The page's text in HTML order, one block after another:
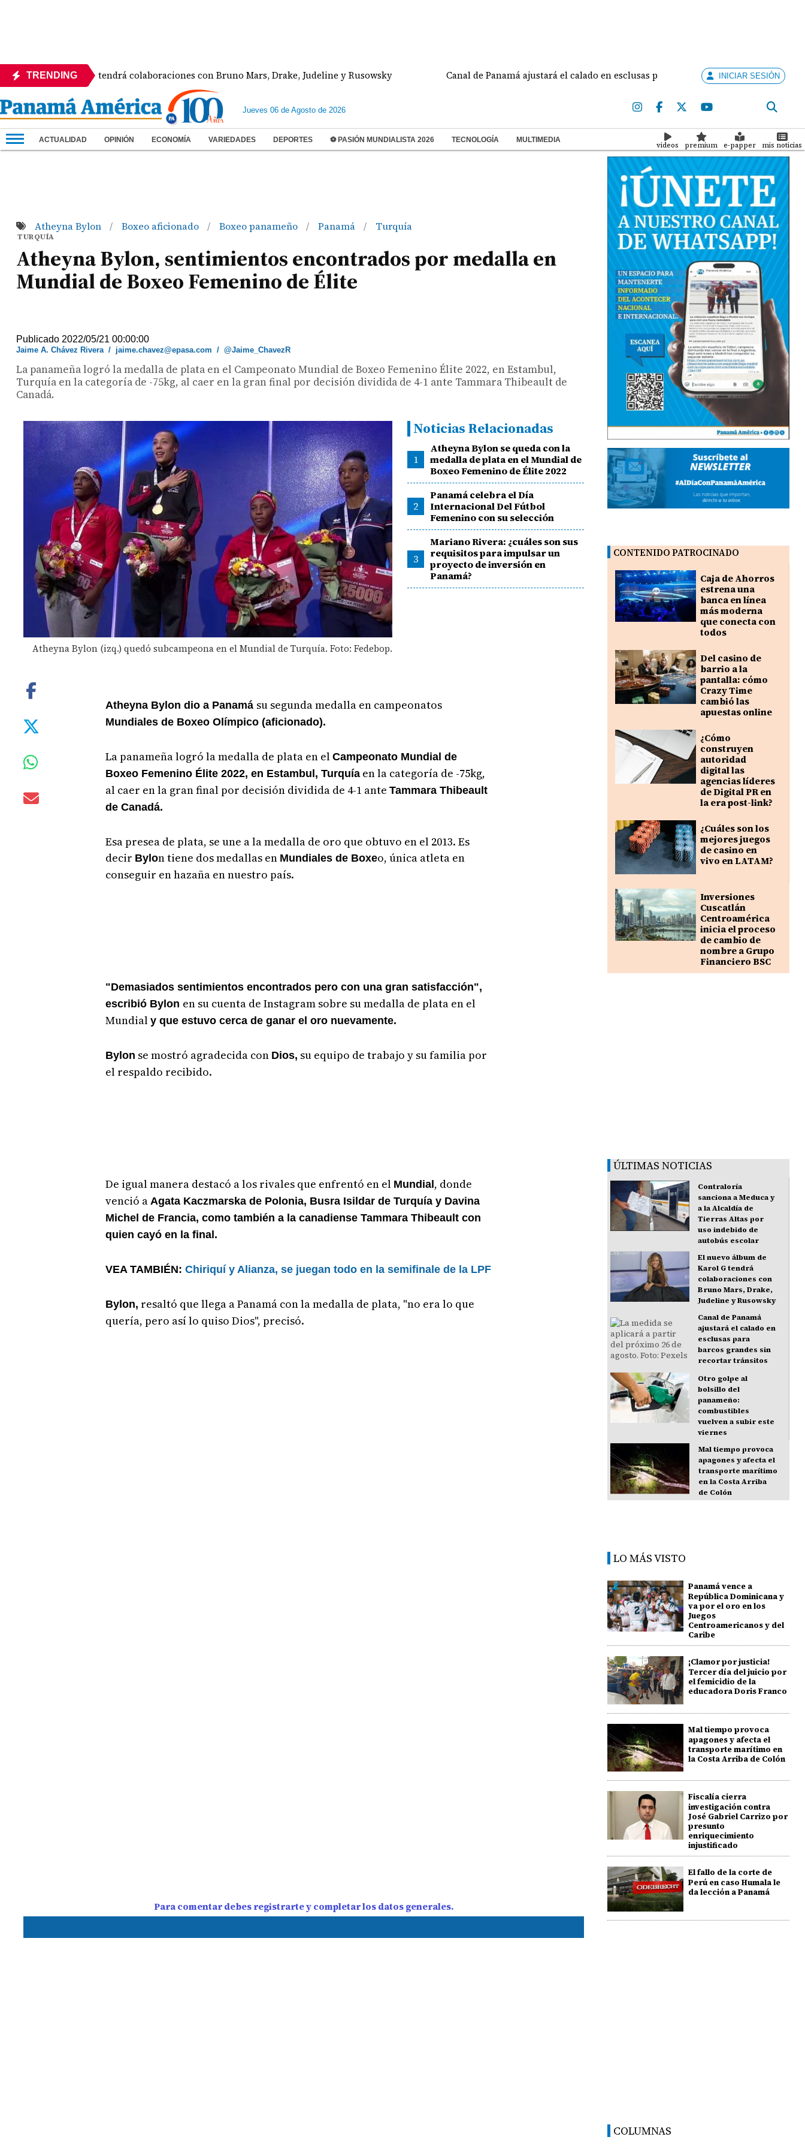
TRENDING
de Karol G tendrá colaboraciones con Bruno Mars, Drake, Judeline y Rusowsky Canal de Panamá ajustará el calado en esclusas para barcos grandes sin recortar tránsitos
INICIAR SESIÓN
Jueves 06 de Agosto de 2026
ACTUALIDAD OPINIÓN ECONOMÍA VARIEDADES DEPORTES ⚽ PASIÓN MUNDIALISTA 2026 TECNOLOGÍA MULTIMEDIA
videos premium e-papper mis noticias
Atheyna Bylon / Boxeo aficionado / Boxeo panameño / Panamá / Turquía
TURQUÍA
Atheyna Bylon, sentimientos encontrados por medalla en
Mundial de Boxeo Femenino de Élite
Publicado 2022/05/21 00:00:00
Jaime A. Chávez Rivera/ jaime.chavez@epasa.com /@Jaime_ChavezR
La panameña logró la medalla de plata en el Campeonato Mundial de Boxeo Femenino Élite 2022, en Estambul,
Turquía en la categoría de -75kg, al caer en la gran final por decisión dividida de 4-1 ante Tammara Thibeault de
Canadá.
Atheyna Bylon (izq.) quedó subcampeona en el Mundial de Turquía. Foto: Fedebop.
Noticias Relacionadas
1
Atheyna Bylon se queda con la
medalla de plata en el Mundial de
Boxeo Femenino de Élite 2022
2
Panamá celebra el Día
Internacional Del Fútbol
Femenino con su selección
3
Mariano Rivera: ¿cuáles son sus
requisitos para impulsar un
proyecto de inversión en
Panamá?
Atheyna Bylon dio a Panamá su segunda medalla en campeonatos
Mundiales de Boxeo Olímpico (aficionado).
La panameña logró la medalla de plata en el Campeonato Mundial de
Boxeo Femenino Élite 2022, en Estambul, Turquíaen la categoría de -75kg,
al caer en la gran final por decisión dividida de 4-1 ante Tammara Thibeault
de Canadá.
Esa presea de plata, se une a la medalla de oro que obtuvo en el 2013. Es
decir Bylon tiene dos medallas en Mundiales de Boxeo, única atleta en
conseguir en hazaña en nuestro país.
"Demasiados sentimientos encontrados pero con una gran satisfacción",
escribió Bylon en su cuenta de Instagram sobre su medalla de plata en el
Mundial y que estuvo cerca de ganar el oro nuevamente.
Bylon se mostró agradecida con Dios, su equipo de trabajo y su familia por
el respaldo recibido.
De igual manera destacó a los rivales que enfrentó en el Mundial , donde
venció a Agata Kaczmarska de Polonia, Busra Isildar de Turquía y Davina
Michel de Francia, como también a la canadiense Tammara Thibeault con
quien cayó en la final.
VEA TAMBIÉN: Chiriquí y Alianza, se juegan todo en la semifinale de la LPF
Bylon, resaltó que llega a Panamá con la medalla de plata, "no era lo que
quería, pero así lo quiso Dios", precisó.
Para comentar debes registrarte y completar los datos generales.
CONTENIDO PATROCINADO
Caja de Ahorros
estrena una
banca en línea
más moderna
que conecta con
todos
Del casino de
barrio a la
pantalla: cómo
Crazy Time
cambió las
apuestas online
¿Cómo
construyen
autoridad
digital las
agencias líderes
de Digital PR en
la era post-link?
¿Cuáles son los
mejores juegos
de casino en
vivo en LATAM?
Inversiones
Cuscatlán
Centroamérica
inicia el proceso
de cambio de
nombre a Grupo
Financiero BSC
ÚLTIMAS NOTICIAS
Contraloría
sanciona a Meduca y
a la Alcaldía de
Tierras Altas por
uso indebido de
autobús escolar
El nuevo álbum de
Karol G tendrá
colaboraciones con
Bruno Mars, Drake,
Judeline y Rusowsky
Canal de Panamá
ajustará el calado en
esclusas para
barcos grandes sin
recortar tránsitos
Otro golpe al
bolsillo del
panameño:
combustibles
vuelven a subir este
viernes
Mal tiempo provoca
apagones y afecta el
transporte marítimo
en la Costa Arriba
de Colón
LO MÁS VISTO
Panamá vence a
República Dominicana y
va por el oro en los
Juegos
Centroamericanos y del
Caribe
¡Clamor por justicia!
Tercer día del juicio por
el femicidio de la
educadora Doris Franco
Mal tiempo provoca
apagones y afecta el
transporte marítimo en
la Costa Arriba de Colón
Fiscalía cierra
investigación contra
José Gabriel Carrizo por
presunto
enriquecimiento
injustificado
El fallo de la corte de
Perú en caso Humala le
da lección a Panamá
COLUMNAS